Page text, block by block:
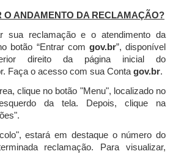
O ANDAMENTO DA RECLAMAÇÃO?
sua reclamação e o atendimento da
botão “Entrar com gov.br”, disponível
direito da página inicial do
Faça o acesso com sua Contagov.br.
clique no botão "Menu", localizado no
da tela. Depois, clique na
estará em destaque o número do
reclamação. Para visualizar,